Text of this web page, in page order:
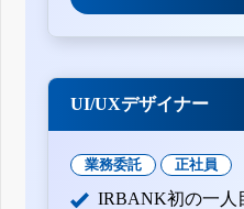
UI/UXデザイナー
業務委託 正社員
IRBANK初の一人